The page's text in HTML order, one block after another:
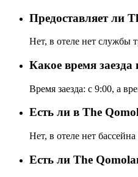
Предоставляет ли
Нет, в отеле нет службы
Какое время
Время заезда: с 9:00, а
Есть ли в The
Нет, в отеле нет
Eсть ли The